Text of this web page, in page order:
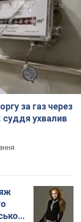
за газ через
суддя ухвалив